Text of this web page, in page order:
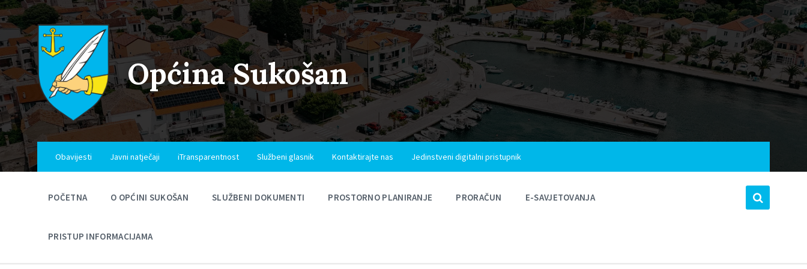
Skip
to
content
Skip
to
main
navigation
Skip
to
footer
Općina Sukošan
Obavijesti Javni natječaji iTransparentnost Službeni glasnik Kontaktirajte nas Jedinstveni digitalni pristupnik
POČETNA O OPĆINI SUKOŠAN SLUŽBENI DOKUMENTI PROSTORNO PLANIRANJE PRORAČUN E-SAVJETOVANJA
PRISTUP INFORMACIJAMA